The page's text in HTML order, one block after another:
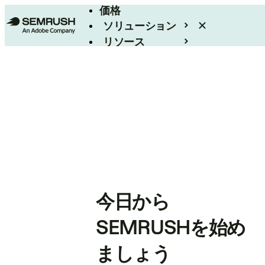
価格
ソリューション
リソース
今日から
SEMRUSHを始め
ましょう